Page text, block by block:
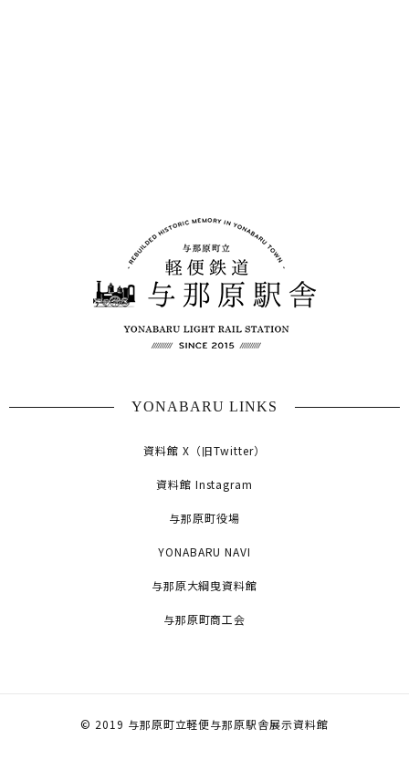
YONABARU LINKS
資料館 X（旧Twitter）
資料館 Instagram
与那原町役場
YONABARU NAVI
与那原大綱曳資料館
与那原町商工会
© 2019 与那原町立軽便与那原駅舎展示資料館